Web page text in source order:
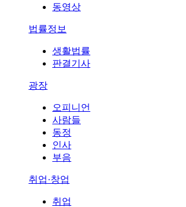
동영상
법률정보
생활법률
판결기사
광장
오피니언
사람들
동정
인사
부음
취업·창업
취업